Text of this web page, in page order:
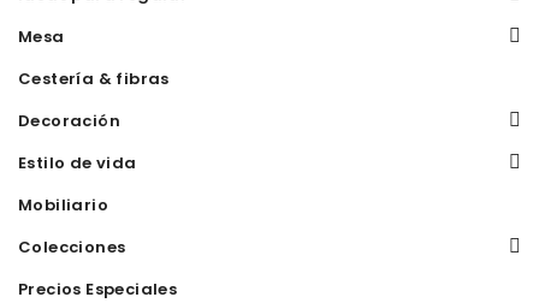
Mesa
Cestería & fibras
Decoración
Estilo de vida
Mobiliario
Colecciones
Precios Especiales